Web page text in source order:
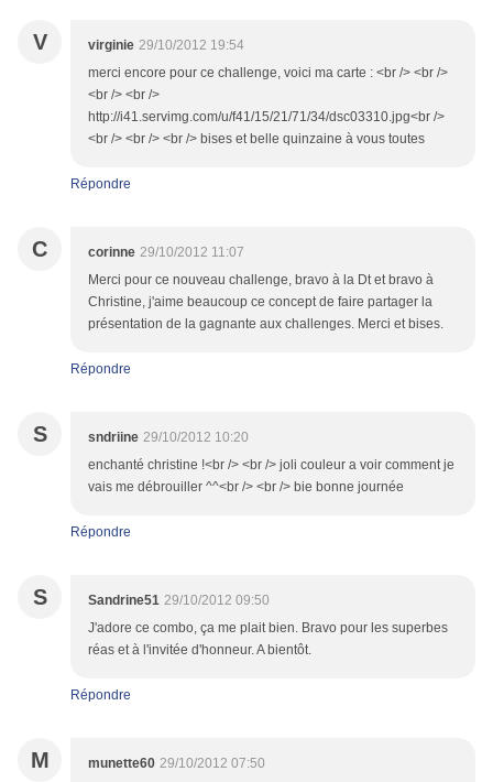
V virginie 29/10/2012 19:54
merci encore pour ce challenge, voici ma carte : <br /> <br />
<br /> <br />
http://i41.servimg.com/u/f41/15/21/71/34/dsc03310.jpg<br />
<br /> <br /> <br /> bises et belle quinzaine à vous toutes
Répondre
C corinne 29/10/2012 11:07
Merci pour ce nouveau challenge, bravo à la Dt et bravo à
Christine, j'aime beaucoup ce concept de faire partager la
présentation de la gagnante aux challenges. Merci et bises.
Répondre
S sndriine 29/10/2012 10:20
enchanté christine !<br /> <br /> joli couleur a voir comment je
vais me débrouiller ^^<br /> <br /> bie bonne journée
Répondre
S Sandrine51 29/10/2012 09:50
J'adore ce combo, ça me plait bien. Bravo pour les superbes
réas et à l'invitée d'honneur. A bientôt.
Répondre
M munette60 29/10/2012 07:50